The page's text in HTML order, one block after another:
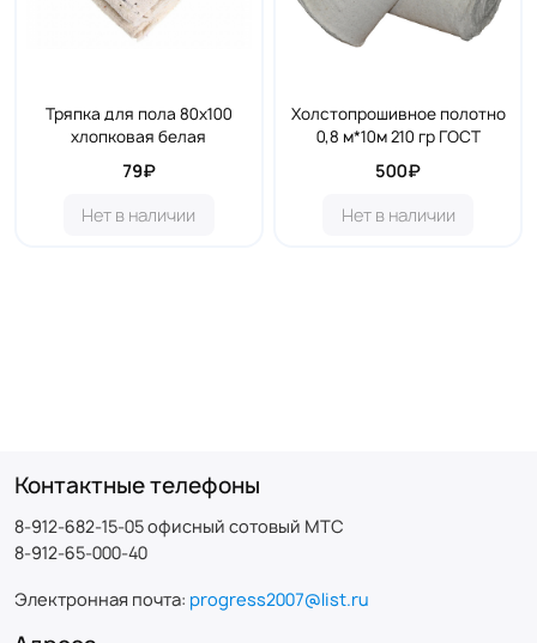
Тряпка для пола 80х100
хлопковая белая
79₽
Нет в наличии
Холстопрошивное полотно
0,8 м*10м 210 гр ГОСТ
500₽
Нет в наличии
Контактные телефоны
8-912-682-15-05 офисный сотовый МТС
8-912-65-000-40
Электронная почта: progress2007@list.ru